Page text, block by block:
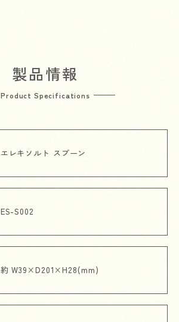
製品情報
Product Specifications
エレキソルト スプーン
ES-S002
約 W39×D201×H28(mm)